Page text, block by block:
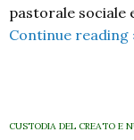
pastorale sociale
Continue reading
CUSTODIA DEL CREATO E